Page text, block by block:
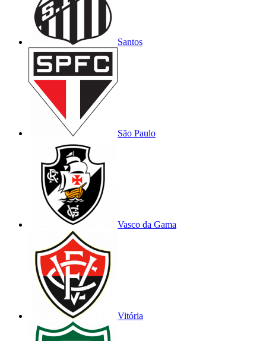
Santos
São Paulo
Vasco da Gama
Vitória